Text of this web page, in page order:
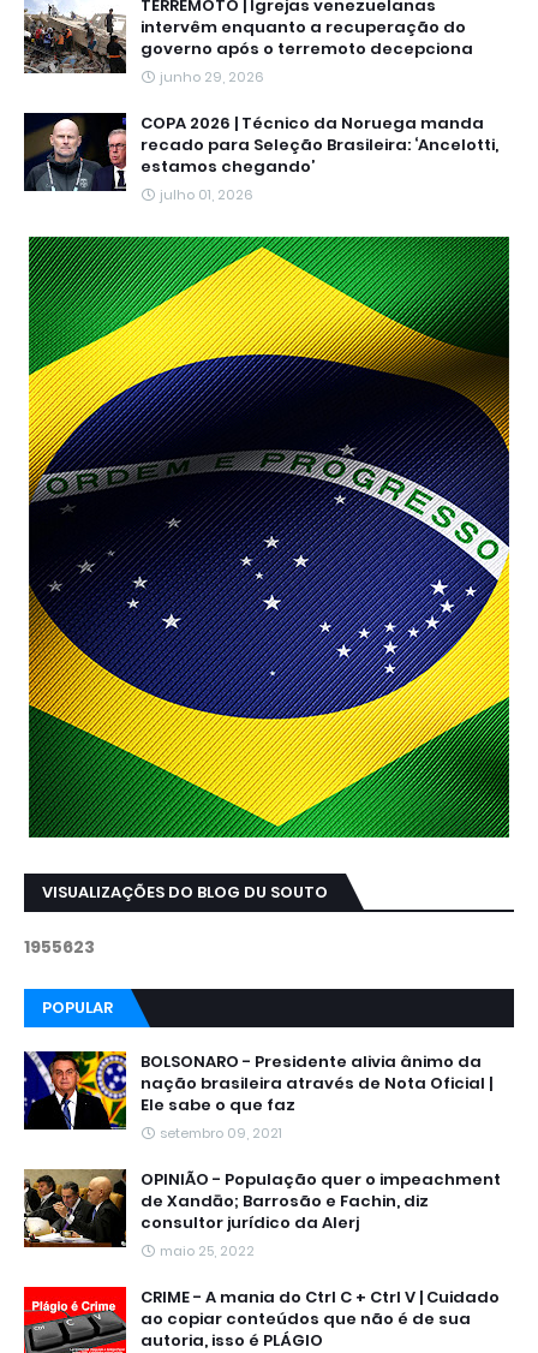
TERREMOTO | Igrejas venezuelanas
intervêm enquanto a recuperação do
governo após o terremoto decepciona
junho 29, 2026
COPA 2026 | Técnico da Noruega manda
recado para Seleção Brasileira: ‘Ancelotti,
estamos chegando’
julho 01, 2026
VISUALIZAÇÕES DO BLOG DU SOUTO
1955623
POPULAR
BOLSONARO - Presidente alivia ânimo da
nação brasileira através de Nota Oficial |
Ele sabe o que faz
setembro 09, 2021
OPINIÃO - População quer o impeachment
de Xandāo; Barrosão e Fachin, diz
consultor jurídico da Alerj
maio 25, 2022
CRIME - A mania do Ctrl C + Ctrl V | Cuidado
ao copiar conteúdos que não é de sua
autoria, isso é PLÁGIO